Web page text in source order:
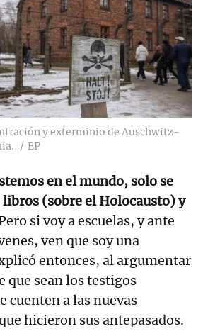
y exterminio de Auschwitz-
EP
en el mundo, solo se
(sobre el Holocausto) y
si voy a escuelas, y ante
ven que soy una
entonces, al argumentar
que sean los testigos
cuenten a las nuevas
hicieron sus antepasados.